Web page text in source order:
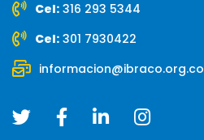
Cel: 316 293 5344
Cel: 301 7930422
informacion@ibraco.org.co